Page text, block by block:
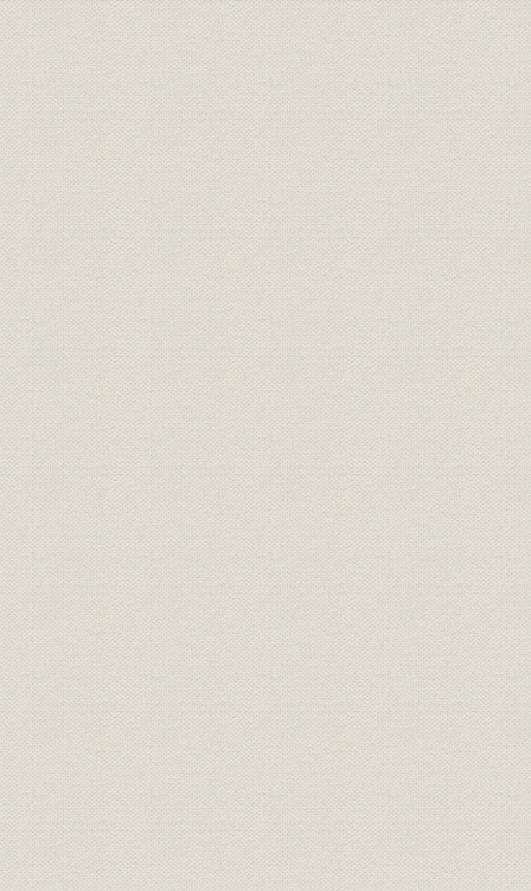
第2節 マイクロテクノロジー業界での存在感高める〔1991年~2000
第3節 ドライプロセス装置の商品化と事業成長〔2001年~2010年〕
第6章 マイクロテクノロジー・デバイス事業
第1節 マイクロマシニング研究とセンサー基礎研究
第2節 ジャイロスコープの事業化
第3節 加速度センサー開発と市場開発
第4節 BASE社とのSiVSG共同開発
第5節 SiVSGの小型化開発
第6節 応用製品の取組み
第7節 デバイス開発
第8節 センサネットワーク事業
第7章 研究、開発、創事業
第1節 創立後の10年〔1961年~1970年〕
第2節 創立11年から20年〔1971年~1980年〕
第3節 創立後21年から30年〔1981年~1990年〕
第4節 創立31年から40年〔1991年~2000年〕
第5節 創立後41年から50年〔2001年~2010年〕
経営管理施策編